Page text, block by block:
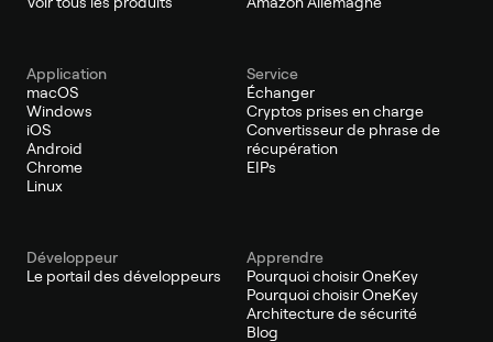
Application
macOS
Windows
iOS
Android
Chrome
Linux
Service
Échanger
Cryptos prises en charge
Convertisseur de phrase de
récupération
EIPs
Développeur
Le portail des développeurs
Apprendre
Pourquoi choisir OneKey
Pourquoi choisir OneKey
Architecture de sécurité
Blog